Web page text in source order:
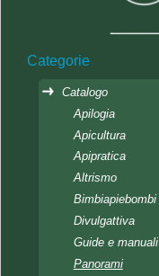
Categorie
Catalogo
Apilogia
Apicultura
Apipratica
Altrismo
Bimbiapiebombi
Divulgattiva
Guide e manuali
Panorami